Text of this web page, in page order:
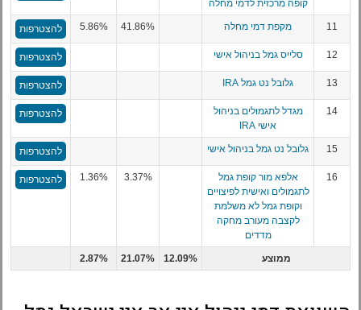
קופה מרכזית לדמי מחלה
11 מקפת דמי מחלה 41.86%
5.86% להצטרפות
12 סלייס גמל בניהול אישי להצטרפות
13 גלובל נט גמל IRA להצטרפות
14
מגדל לתגמולים בניהול
אישי IRA
להצטרפות
15 גלובל נט גמל בניהול אישי להצטרפות
16
אלפא מור קופת גמל
לתגמולים ואישית לפיצויים
וקופת גמל לא משלמת
לקצבה מעורב מחקה
מדדים
3.37%
1.36% להצטרפות
ממוצע 12.09%
21.07%
2.87%